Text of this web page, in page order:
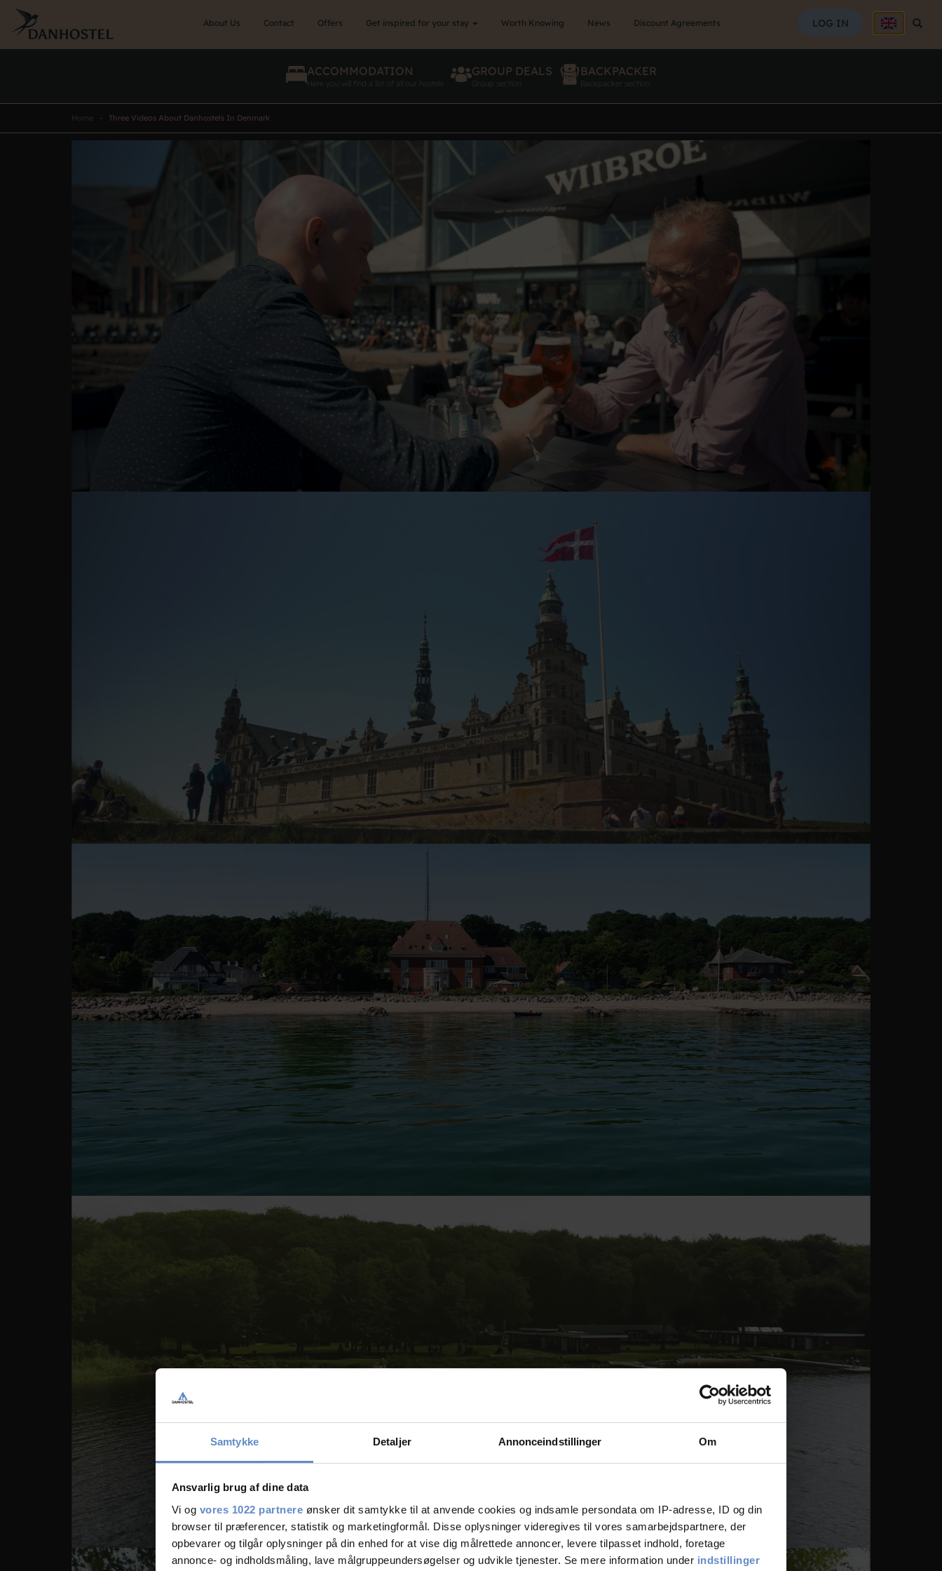
Samtykke Detaljer Annonceindstillinger Om
Ansvarlig brug af dine data
Vi og vores 1022 partnere ønsker dit samtykke til at anvende cookies og indsamle persondata om IP-adresse, ID og din
browser til præferencer, statistik og marketingformål. Disse oplysninger videregives til vores samarbejdspartnere, der
opbevarer og tilgår oplysninger på din enhed for at vise dig målrettede annoncer, levere tilpasset indhold, foretage
annonce- og indholdsmåling, lave målgruppeundersøgelser og udvikle tjenester. Se mere information under indstillinger
main
content
LOG IN
About Us Contact Offers Get inspired for your stay Worth Knowing News Discount Agreements
ACCOMMODATION
Here you will find a list of all our hostels
GROUP DEALS
Group section
BACKPACKER
Backpacker section
Three Videos About Danhostels In Denmark